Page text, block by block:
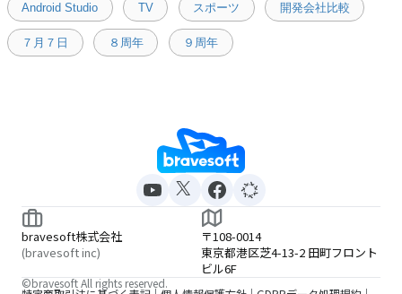
Android Studio TV スポーツ 開発会社比較
７月７日 ８周年 ９周年
bravesoft株式会社
(bravesoft inc)
〒108-0014
東京都港区芝4-13-2 田町フロント
ビル6F
©bravesoft All rights reserved.